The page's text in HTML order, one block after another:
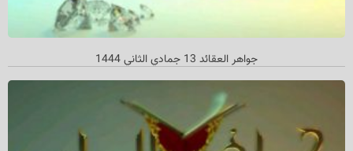
جواهر العقائد 13 جمادي الثاني 1444